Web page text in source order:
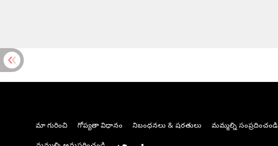
మా గురించి గోప్యతా విధానం నిబంధనలు & షరతులు మమ్మల్ని సంప్రదించండి